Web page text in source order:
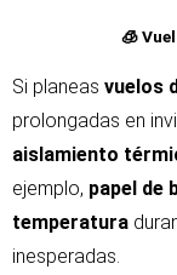
🧊
Si planeas vuelos
prolongadas en
aislamiento
ejemplo, papel de
temperatura
inesperadas.